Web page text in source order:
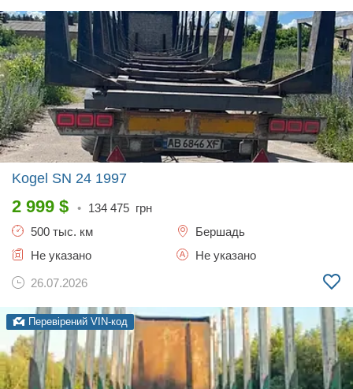
Kogel SN 24 1997
2 999 $ • 134 475 грн
500 тыс. км
Бершадь
Не указано
Не указано
26.07.2026
Перевірений VIN-код